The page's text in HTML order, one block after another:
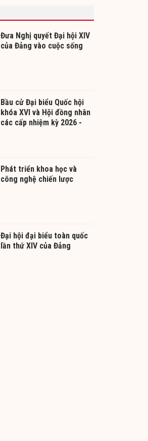
Đưa Nghị quyết Đại hội XIV
của Đảng vào cuộc sống
Bầu cử Đại biểu Quốc hội
khóa XVI và Hội đồng nhân
các cấp nhiệm kỳ 2026 -
Phát triển khoa học và
công nghệ chiến lược
Đại hội đại biểu toàn quốc
lần thứ XIV của Đảng